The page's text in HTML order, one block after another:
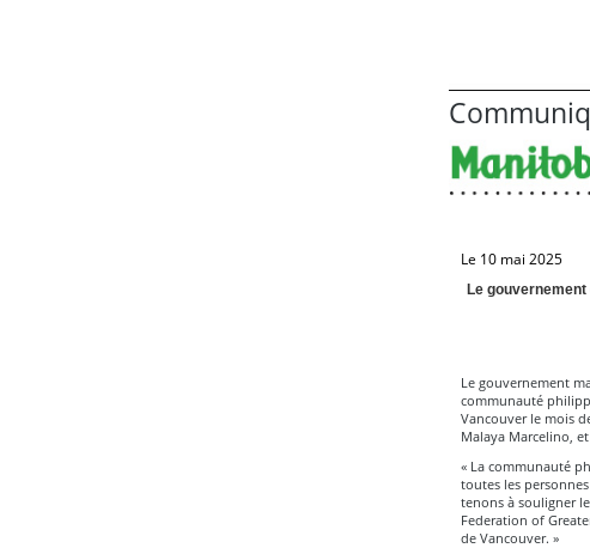
Le 10 mai 2025
Le
Le gouvernement
communauté
Vancouver le mois
Malaya Marcelino,
« La communauté
toutes les
tenons à souligner
Federation of
de Vancouver. »